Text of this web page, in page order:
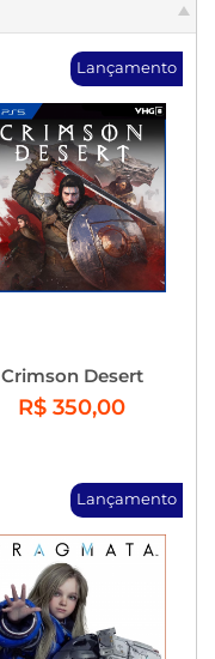
Lançamento
Crimson Desert
R$ 350,00
Lançamento